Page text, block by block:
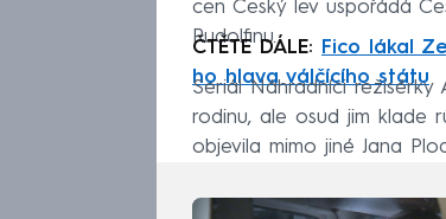
cen Český lev uspořádá
Rudolfinu.
ČTĚTE DÁLE: Fico lákal
ho hlava válčícího státu
Seriál Náhradníci režisérky
rodinu, ale osud jim klade
objevila mimo jiné Jana